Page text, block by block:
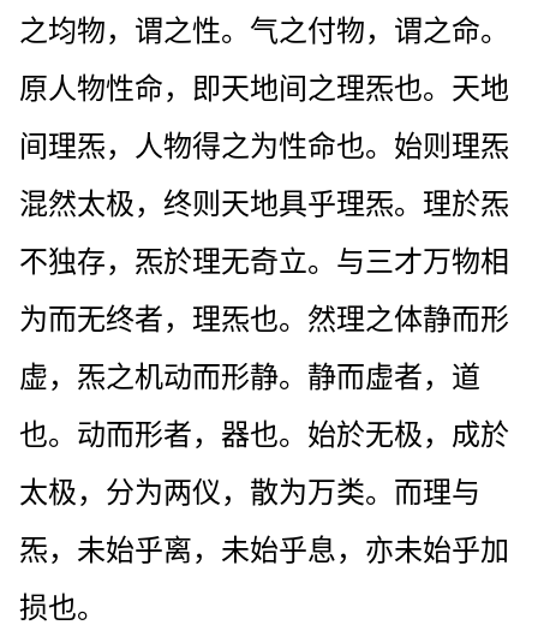
之均物，谓之性。气之付物，谓之命。
原人物性命，即天地间之理炁也。天地
间理炁，人物得之为性命也。始则理炁
混然太极，终则天地具乎理炁。理於炁
不独存，炁於理无奇立。与三才万物相
为而无终者，理炁也。然理之体静而形
虚，炁之机动而形静。静而虚者，道
也。动而形者，器也。始於无极，成於
太极，分为两仪，散为万类。而理与
炁，未始乎离，未始乎息，亦未始乎加
损也。